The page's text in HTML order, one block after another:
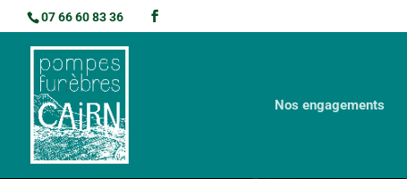
07 66 60 83 36
Nos engagements